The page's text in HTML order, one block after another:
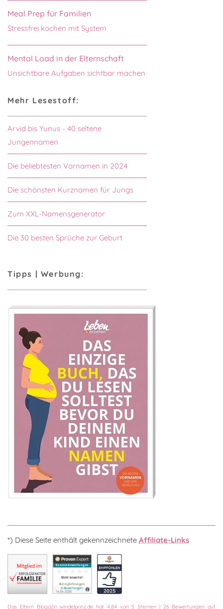
Meal Prep für Familien
Stressfrei kochen mit System
Mental Load in der Elternschaft
Unsichtbare Aufgaben sichtbar machen
Mehr Lesestoff:
Arvid bis Yunus - 40 seltene
Jungennamen
Die beliebtesten Vornamen in 2024
Die schönsten Kurznamen für Jungs
Zum XXL-Namensgenerator
Die 30 besten Sprüche zur Geburt
Tipps | Werbung:
*) Diese Seite enthält gekennzeichnete Affiliate-Links
Das Eltern Blogazin windelprinz.de hat 4,84von5 Sternen | 26Bewertungen auf